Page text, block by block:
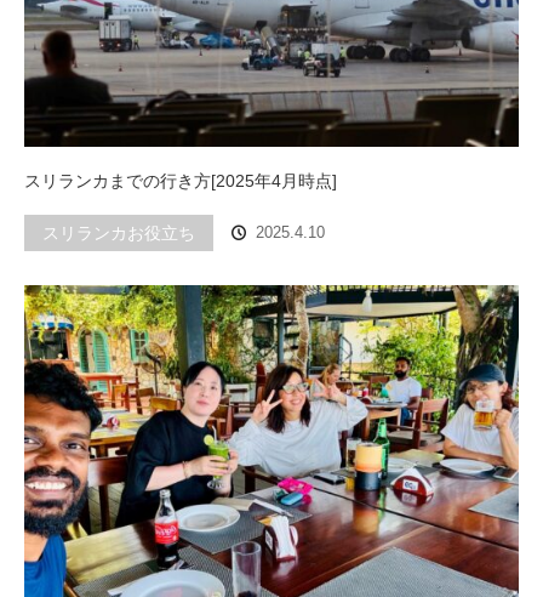
スリランカまでの行き方[2025年4月時点]
スリランカお役立ち 2025.4.10